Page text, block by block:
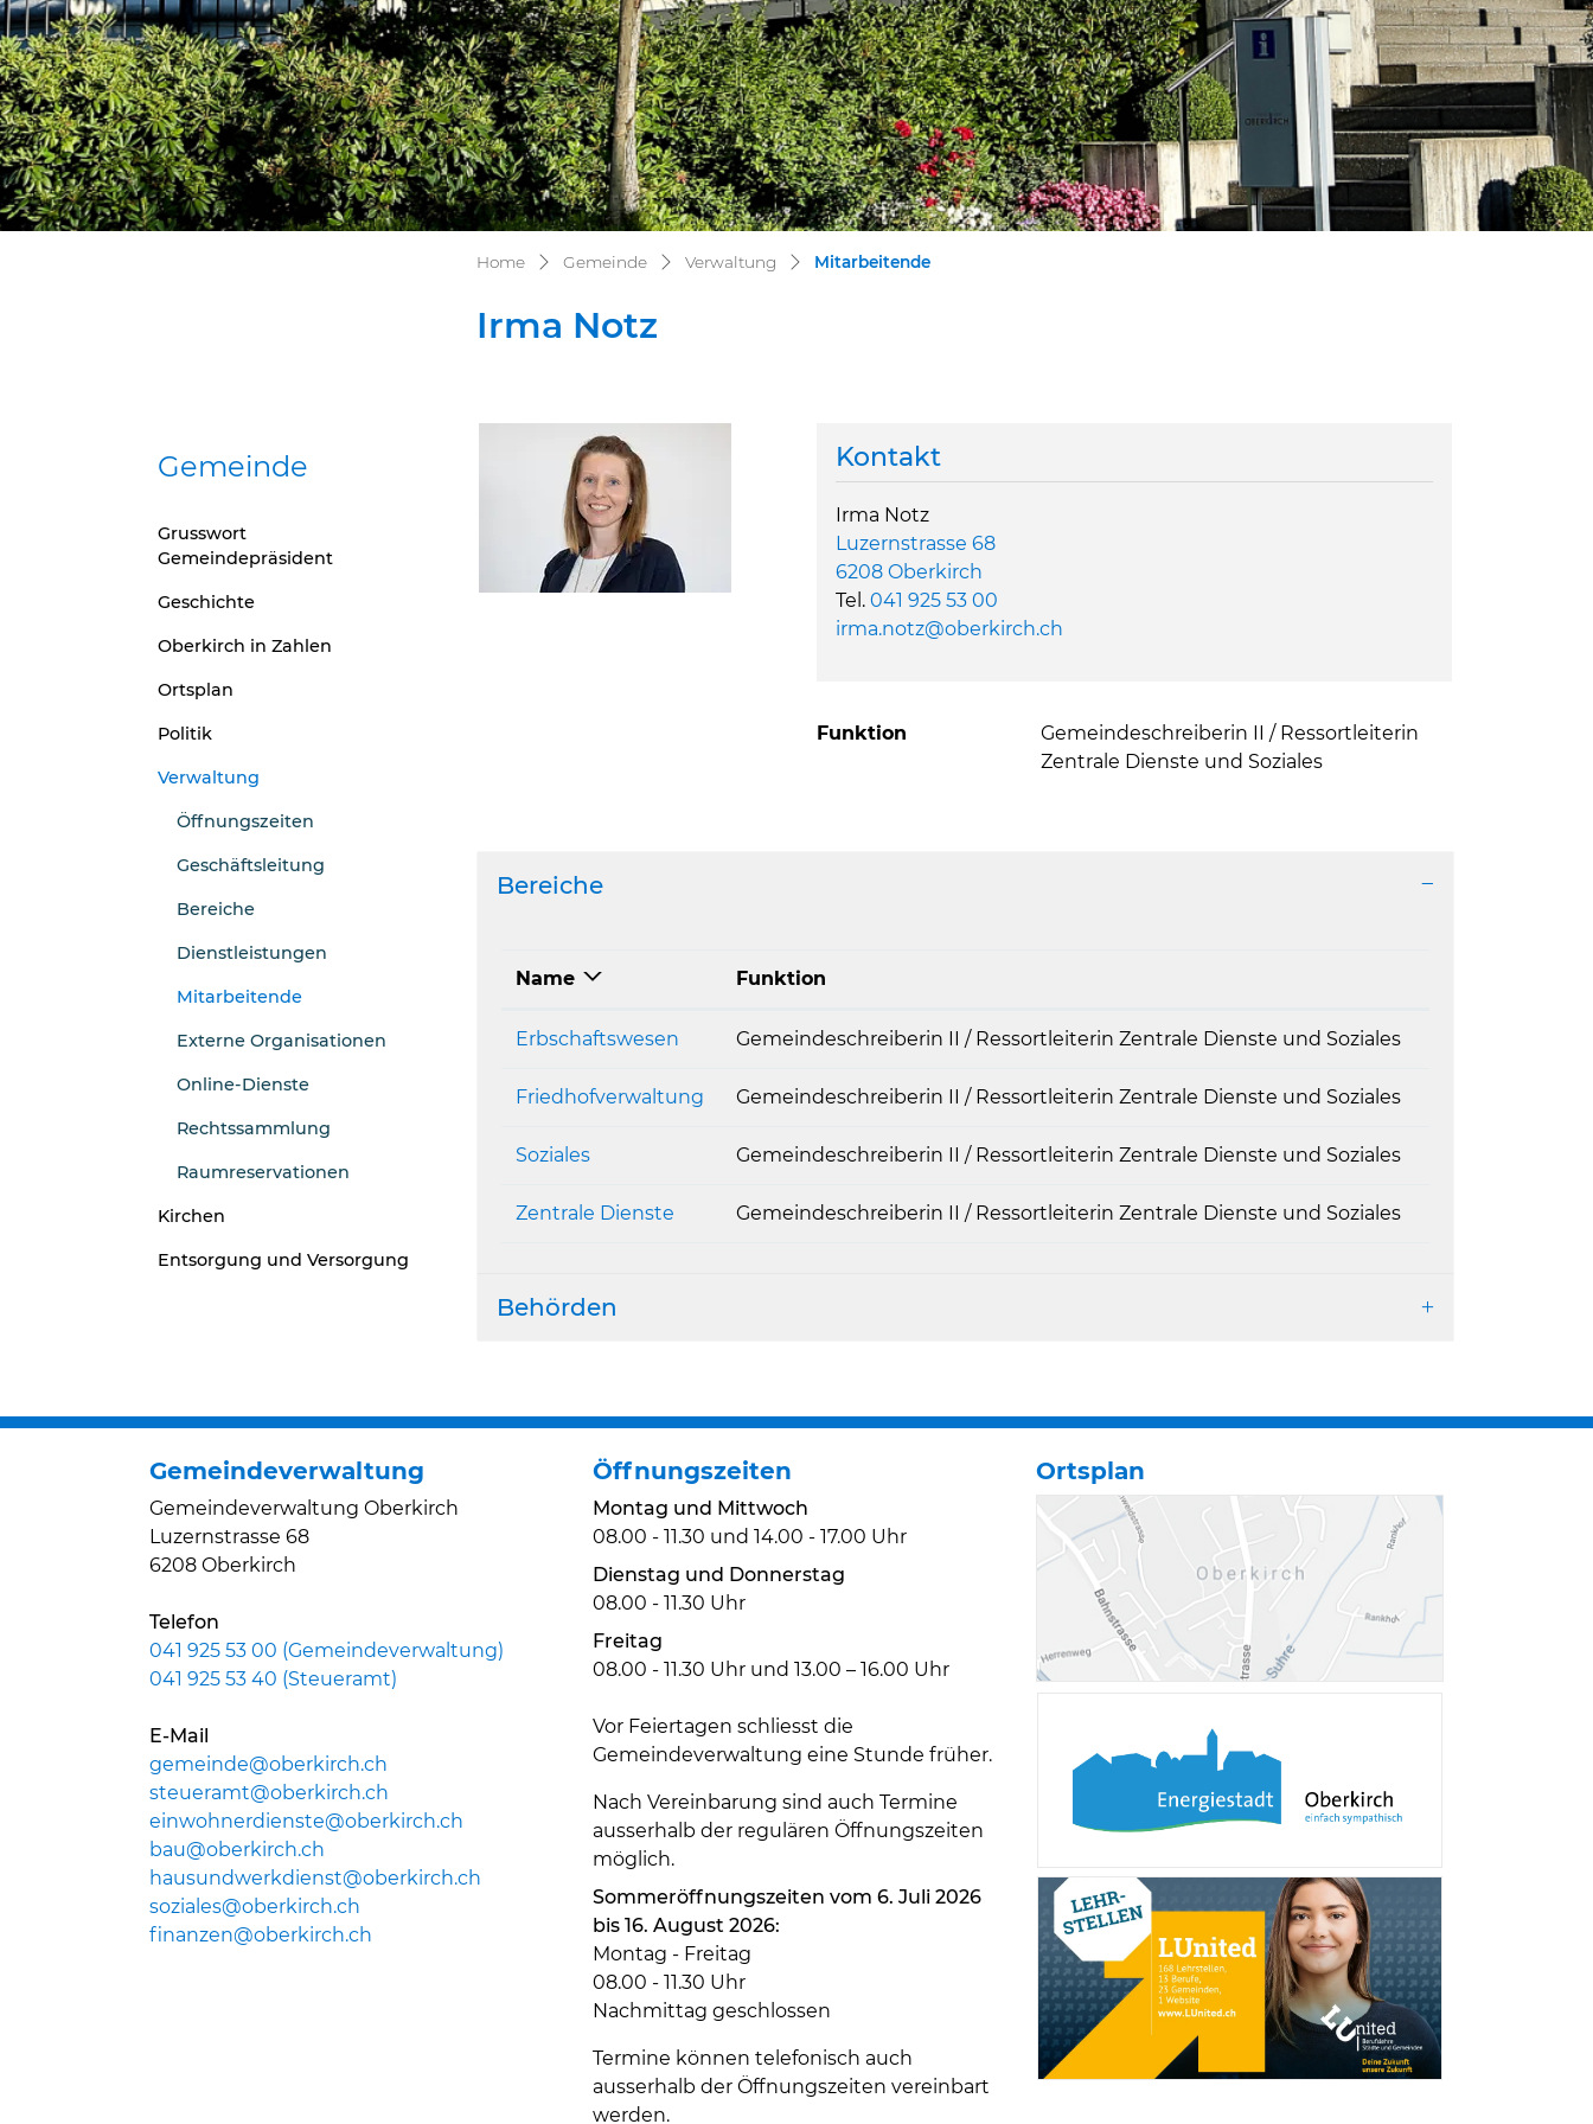
Home Gemeinde Verwaltung Mitarbeitende(ausgewählt)
Irma Notz
Gemeinde
Grusswort
Gemeindepräsident
Geschichte
Oberkirch in Zahlen
Ortsplan
Politik
Verwaltung
Öffnungszeiten
Geschäftsleitung
Bereiche
Dienstleistungen
Mitarbeitende
(ausgewählt)
Externe Organisationen
Online-Dienste
Rechtssammlung
Raumreservationen
Kirchen
Entsorgung und Versorgung
Kontakt
Irma Notz
Luzernstrasse 68
6208 Oberkirch
Tel. 041 925 53 00
irma.notz@oberkirch.ch
Funktion
Gemeindeschreiberin II / Ressortleiterin
Zentrale Dienste und Soziales
Zugehörige Objekte
Bereiche
Name Funktion
Erbschaftswesen Gemeindeschreiberin II / Ressortleiterin Zentrale Dienste und Soziales
Friedhofverwaltung Gemeindeschreiberin II / Ressortleiterin Zentrale Dienste und Soziales
Soziales Gemeindeschreiberin II / Ressortleiterin Zentrale Dienste und Soziales
Zentrale Dienste Gemeindeschreiberin II / Ressortleiterin Zentrale Dienste und Soziales
Behörden
Gemeindeverwaltung
Gemeindeverwaltung Oberkirch
Luzernstrasse 68
6208 Oberkirch
Telefon
041 925 53 00 (Gemeindeverwaltung)
041 925 53 40 (Steueramt)
E-Mail
gemeinde@oberkirch.ch
steueramt@oberkirch.ch
einwohnerdienste@oberkirch.ch
bau@oberkirch.ch
hausundwerkdienst@oberkirch.ch
soziales@oberkirch.ch
finanzen@oberkirch.ch
Öffnungszeiten
Montag und Mittwoch
08.00 - 11.30 und 14.00 - 17.00 Uhr
Dienstag und Donnerstag
08.00 - 11.30 Uhr
Freitag
08.00 - 11.30 Uhr und 13.00 – 16.00 Uhr
Vor Feiertagen schliesst die
Gemeindeverwaltung eine Stunde früher.
Nach Vereinbarung sind auch Termine
ausserhalb der regulären Öffnungszeiten
möglich.
Sommeröffnungszeiten vom 6. Juli 2026
bis 16. August 2026:
Montag - Freitag
08.00 - 11.30 Uhr
Nachmittag geschlossen
Termine können telefonisch auch
ausserhalb der Öffnungszeiten vereinbart
werden.
Ortsplan
Verschiedene